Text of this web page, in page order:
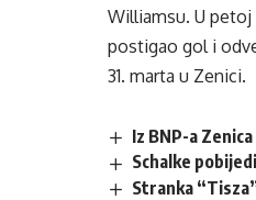
Williamsu. U
postigao gol i
31. marta u Zenici.
Iz BNP-a
Schalke
Stranka